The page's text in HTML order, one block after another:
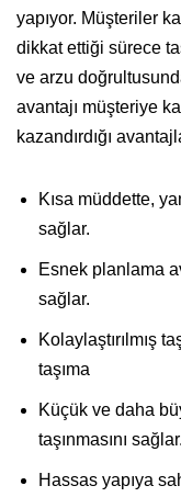
yapıyor. Müşteriler
dikkat ettiği sürece
ve arzu
avantajı müşteriye
kazandırdığı
Kısa müddette,
sağlar.
Esnek planlama
sağlar.
Kolaylaştırılmış
taşıma
Küçük ve daha
taşınmasını sağlar.
Hassas yapıya